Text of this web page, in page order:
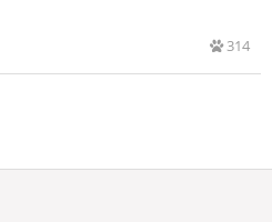
314